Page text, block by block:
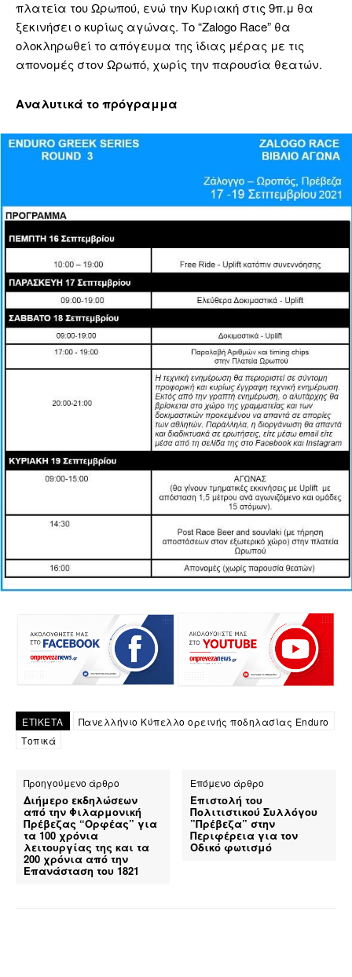
πλατεία του Ωρωπού, ενώ την Κυριακή στις 9π.μ θα
ξεκινήσει ο κυρίως αγώνας. Το “Zalogo Race” θα
ολοκληρωθεί το απόγευμα της ίδιας μέρας με τις
απονομές στον Ωρωπό, χωρίς την παρουσία θεατών.
Αναλυτικά το πρόγραμμα
ΕΤΙΚΕΤΑ
Πανελλήνιο Κύπελλο ορεινής ποδηλασίας Enduro
Τοπικά
Προηγούμενο άρθρο
Διήμερο εκδηλώσεων
από την Φιλαρμονική
Πρέβεζας “Ορφέας” για
τα 100 χρόνια
λειτουργίας της και τα
200 χρόνια από την
Επανάσταση του 1821
Επόμενο άρθρο
Επιστολή του
Πολιτιστικού Συλλόγου
”Πρέβεζα” στην
Περιφέρεια για τον
Οδικό φωτισμό